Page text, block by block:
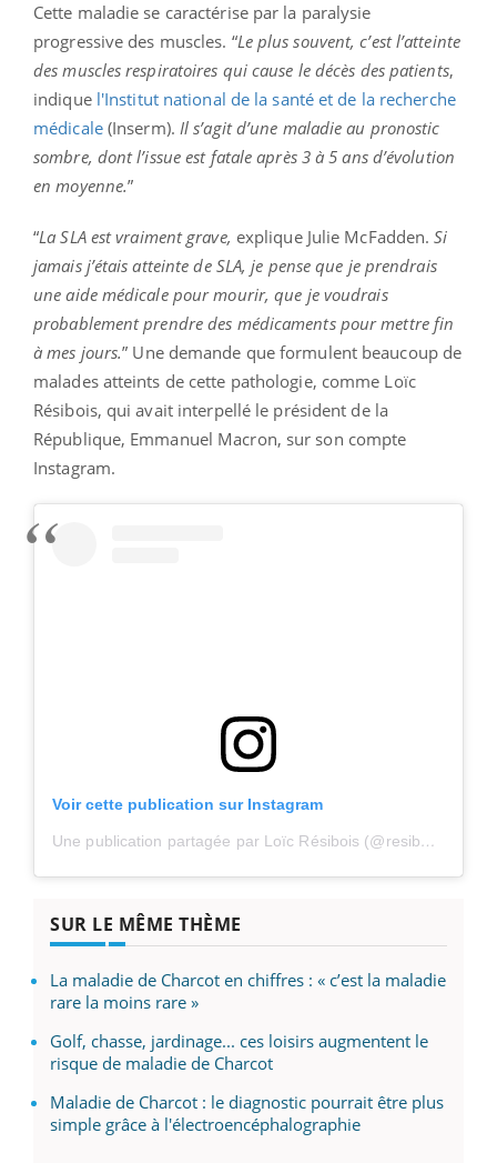
Cette maladie se caractérise par la paralysie
progressive des muscles. “Le plus souvent, c’est l’atteinte
des muscles respiratoires qui cause le décès des patients,
indique l'Institut national de la santé et de la recherche
médicale(Inserm). Il s’agit d’une maladie au pronostic
sombre, dont l’issue est fatale après 3 à 5 ans d’évolution
en moyenne.”
“La SLA est vraiment grave, explique Julie McFadden.Si
jamais j’étais atteinte de SLA, je pense que je prendrais
une aide médicale pour mourir, que je voudrais
probablement prendre des médicaments pour mettre fin
à mes jours.” Une demande que formulent beaucoup de
malades atteints de cette pathologie, comme Loïc
Résibois, qui avait interpellé le président de la
République, Emmanuel Macron, sur son compte
Instagram.
Voir cette publication sur Instagram
Une publication partagée par Loïc Résibois (@resiboisloic)
SUR LE MÊME THÈME
La maladie de Charcot en chiffres : « c’est la maladie
rare la moins rare »
Golf, chasse, jardinage... ces loisirs augmentent le
risque de maladie de Charcot
Maladie de Charcot : le diagnostic pourrait être plus
simple grâce à l'électroencéphalographie